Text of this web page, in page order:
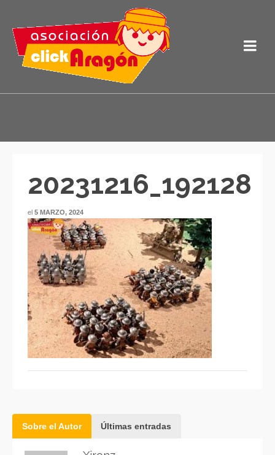
20231216_192128
el 5 MARZO, 2024
Sobre el Autor Últimas entradas